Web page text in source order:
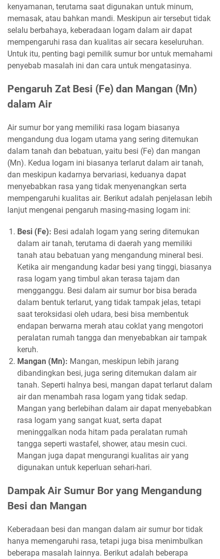
kenyamanan, terutama saat digunakan untuk minum,
memasak, atau bahkan mandi. Meskipun air tersebut tidak
selalu berbahaya, keberadaan logam dalam air dapat
mempengaruhi rasa dan kualitas air secara keseluruhan.
Untuk itu, penting bagi pemilik sumur bor untuk memahami
penyebab masalah ini dan cara untuk mengatasinya.
Pengaruh Zat Besi (Fe) dan Mangan (Mn)
dalam Air
Air sumur bor yang memiliki rasa logam biasanya
mengandung dua logam utama yang sering ditemukan
dalam tanah dan bebatuan, yaitu besi (Fe) dan mangan
(Mn). Kedua logam ini biasanya terlarut dalam air tanah,
dan meskipun kadarnya bervariasi, keduanya dapat
menyebabkan rasa yang tidak menyenangkan serta
mempengaruhi kualitas air. Berikut adalah penjelasan lebih
lanjut mengenai pengaruh masing-masing logam ini:
Besi (Fe): Besi adalah logam yang sering ditemukan
dalam air tanah, terutama di daerah yang memiliki
tanah atau bebatuan yang mengandung mineral besi.
Ketika air mengandung kadar besi yang tinggi, biasanya
rasa logam yang timbul akan terasa tajam dan
mengganggu. Besi dalam air sumur bor bisa berada
dalam bentuk terlarut, yang tidak tampak jelas, tetapi
saat teroksidasi oleh udara, besi bisa membentuk
endapan berwarna merah atau coklat yang mengotori
peralatan rumah tangga dan menyebabkan air tampak
keruh.
Mangan (Mn): Mangan, meskipun lebih jarang
dibandingkan besi, juga sering ditemukan dalam air
tanah. Seperti halnya besi, mangan dapat terlarut dalam
air dan menambah rasa logam yang tidak sedap.
Mangan yang berlebihan dalam air dapat menyebabkan
rasa logam yang sangat kuat, serta dapat
meninggalkan noda hitam pada peralatan rumah
tangga seperti wastafel, shower, atau mesin cuci.
Mangan juga dapat mengurangi kualitas air yang
digunakan untuk keperluan sehari-hari.
Dampak Air Sumur Bor yang Mengandung
Besi dan Mangan
Keberadaan besi dan mangan dalam air sumur bor tidak
hanya memengaruhi rasa, tetapi juga bisa menimbulkan
beberapa masalah lainnya. Berikut adalah beberapa